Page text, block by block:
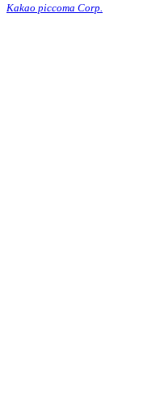
Kakao piccoma Corp.